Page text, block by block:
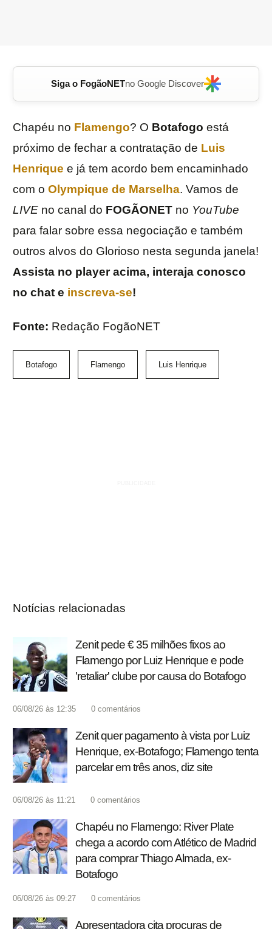
Siga o FogãoNETno Google Discover
Chapéu no Flamengo? O Botafogo está
próximo de fechar a contratação de Luis
Henrique e já tem acordo bem encaminhado
com o Olympique de Marselha. Vamos de
LIVE no canal do FOGÃONET no YouTube
para falar sobre essa negociação e também
outros alvos do Glorioso nesta segunda janela!
Assista no player acima, interaja conosco
no chat e inscreva-se!
Fonte: Redação FogãoNET
Botafogo Flamengo Luis Henrique
Notícias relacionadas
Zenit pede € 35 milhões fixos ao
Flamengo por Luiz Henrique e pode
'retaliar' clube por causa do Botafogo
06/08/26 às 12:35 0 comentários
Zenit quer pagamento à vista por Luiz
Henrique, ex-Botafogo; Flamengo tenta
parcelar em três anos, diz site
06/08/26 às 11:21 0 comentários
Chapéu no Flamengo: River Plate
chega a acordo com Atlético de Madrid
para comprar Thiago Almada, ex-
Botafogo
06/08/26 às 09:27 0 comentários
Apresentadora cita procuras de